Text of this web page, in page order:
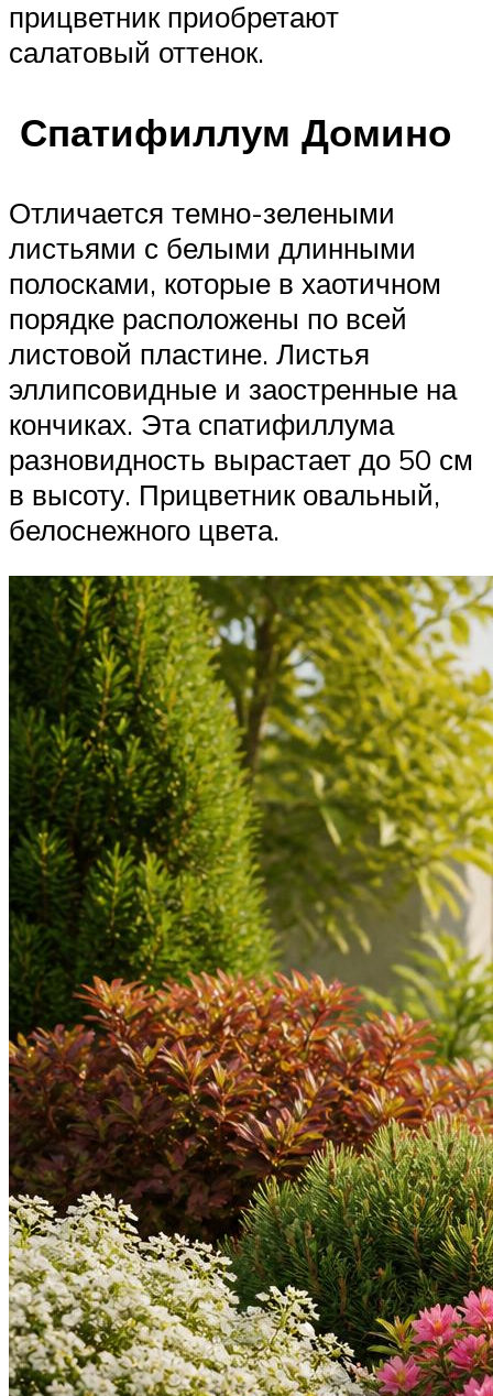
прицветник приобретают
салатовый оттенок.
Спатифиллум Домино
Отличается темно-зелеными
листьями с белыми длинными
полосками, которые в хаотичном
порядке расположены по всей
листовой пластине. Листья
эллипсовидные и заостренные на
кончиках. Эта спатифиллума
разновидность вырастает до 50 см
в высоту. Прицветник овальный,
белоснежного цвета.